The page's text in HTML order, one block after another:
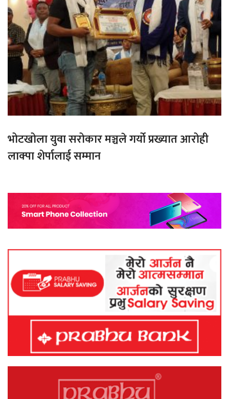
भोटखोला युवा सरोकार मञ्चले गर्यो प्रख्यात आरोही
लाक्पा शेर्पालाई सम्मान